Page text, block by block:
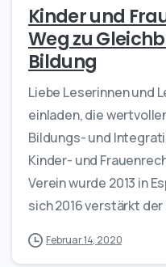
Kinder und
Weg zu
Bildung
Liebe Leserinnen und
einladen, die
Bildungs- und
Kinder- und
Verein wurde 2013 in
sich 2016 verstärkt
Februar 14, 2020